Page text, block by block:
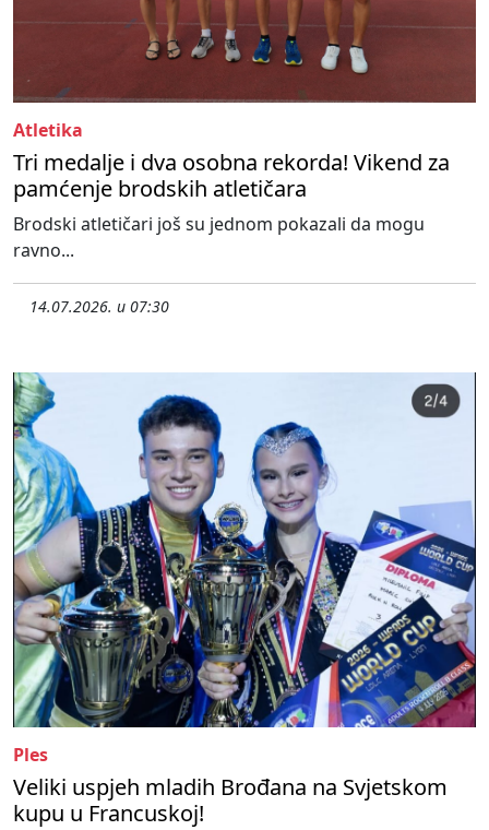
Atletika
Tri medalje i dva osobna rekorda! Vikend za
pamćenje brodskih atletičara
Brodski atletičari još su jednom pokazali da mogu
ravno...
14.07.2026. u 07:30
Ples
Veliki uspjeh mladih Brođana na Svjetskom
kupu u Francuskoj!